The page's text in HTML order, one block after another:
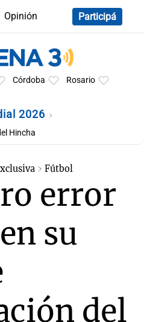
Opinión
Participá
Córdoba Rosario
2026
Hincha
Fútbol
error
su
del